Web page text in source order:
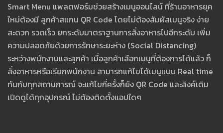
Smart Menu แพลตฟอร์มช่วยสร้างเมนูออนไลน์ ที่ร้านอาหารยุค
ใหม่ต้องมี ลูกค้าสแกน QR Code โดยไม่ต้องสัมผัสเมนูจริง ง่าย
สะดวก รวดเร็ว ยกระดับมาตราฐานการสั่งอาหารไปอีกระดับ เพิ่ม
ความปลอดภัยด้วยการรักษาระยะห่าง (Social Distancing)
ระหว่างพนักงานและลูกค้า เมื่อลูกค้าเลือกเมนูที่ต้องการได้แล้ว ก็
สั่งอาหารหรือเรียกพนักงาน สามารถแก้ไขได้เมนูแบบ Real time
ทันกับทุกสถานการณ์ จะแก้ไขกี่ครั้งก็ยัง QR Code และลิงค์เดิม
เปิดดูได้ทุกอุปกรณ์ ไม่ต้องติดตั้งแอปใดๆ